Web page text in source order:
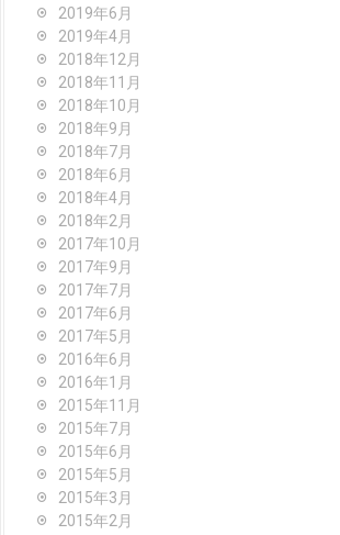
2019年6月
2019年4月
2018年12月
2018年11月
2018年10月
2018年9月
2018年7月
2018年6月
2018年4月
2018年2月
2017年10月
2017年9月
2017年7月
2017年6月
2017年5月
2016年6月
2016年1月
2015年11月
2015年7月
2015年6月
2015年5月
2015年3月
2015年2月